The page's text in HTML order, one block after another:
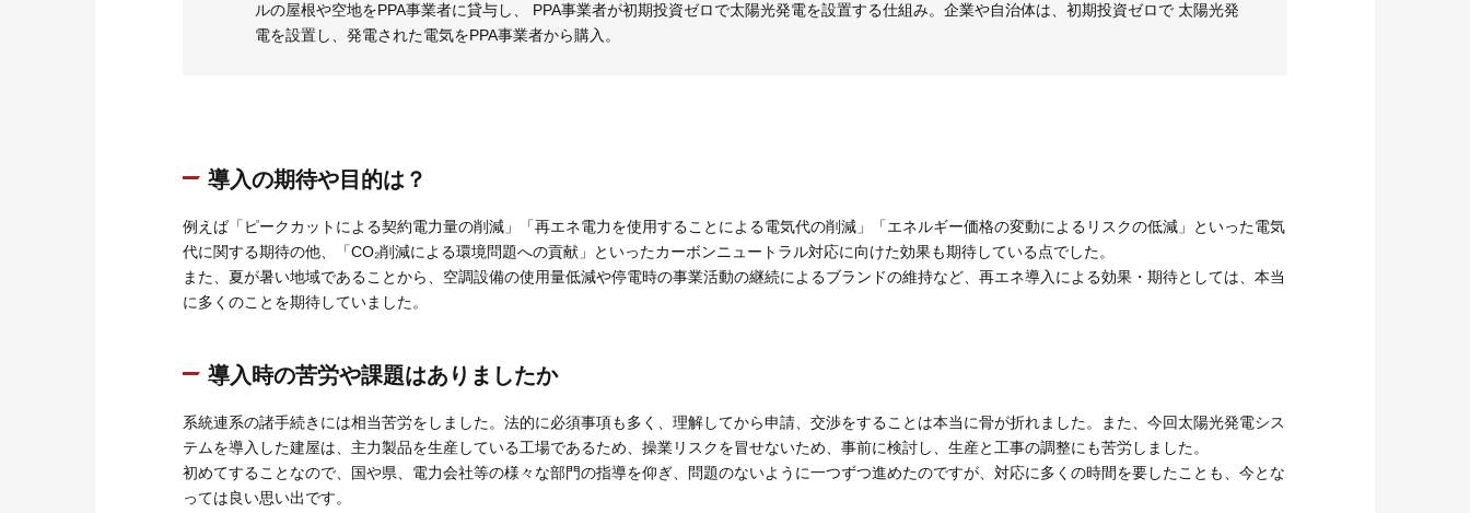
ルの屋根や空地をPPA事業者に貸与し、 PPA事業者が初期投資ゼロで太陽光発電を設置する仕組み。企業や自治体は、初期投資ゼロで 太陽光発
電を設置し、発電された電気をPPA事業者から購入。
導入の期待や目的は？
例えば「ピークカットによる契約電力量の削減」「再エネ電力を使用することによる電気代の削減」「エネルギー価格の変動によるリスクの低減」といった電気
代に関する期待の他、「CO₂削減による環境問題への貢献」といったカーボンニュートラル対応に向けた効果も期待している点でした。
また、夏が暑い地域であることから、空調設備の使用量低減や停電時の事業活動の継続によるブランドの維持など、再エネ導入による効果・期待としては、本当
に多くのことを期待していました。
導入時の苦労や課題はありましたか
系統連系の諸手続きには相当苦労をしました。法的に必須事項も多く、理解してから申請、交渉をすることは本当に骨が折れました。また、今回太陽光発電シス
テムを導入した建屋は、主力製品を生産している工場であるため、操業リスクを冒せないため、事前に検討し、生産と工事の調整にも苦労しました。
初めてすることなので、国や県、電力会社等の様々な部門の指導を仰ぎ、問題のないように一つずつ進めたのですが、対応に多くの時間を要したことも、今とな
っては良い思い出です。